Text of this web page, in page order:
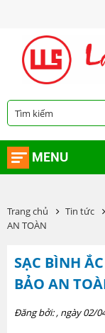
MENU
Trang chủ Tin tức
AN TOÀN
SẠC BÌNH
BẢO AN
Đăng bởi:, ngày 02/